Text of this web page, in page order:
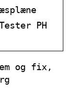
PH
og fix,